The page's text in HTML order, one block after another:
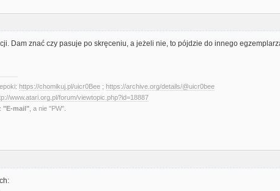
Dam znać czy pasuje po skręceniu, a jeżeli nie, to pójdzie do innego
https://chomikuj.pl/uicr0Bee ; https://archive.org/details/@uicr0bee
www.atari.org.pl/forum/viewtopic.php?id=18887
"E-mail" , a nie "PW".